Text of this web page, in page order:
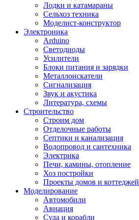
Лодки и катамараны
Сельхоз техника
Моделист-конструктор
Электроника
Arduino
Светодиоды
Усилители
Блоки питания и зарядки
Металлоискатели
Сигнализация
Звук и акустика
Литература, схемы
Строительство
Строим дом
Отделочные работы
Септики и канализация
Водопровод и сантехника
Электрика
Печи, камины, отопление
Хоз постройки
Проекты домов и коттеджей
Моделирование
Автомобили
Авиация
Суда и корабли